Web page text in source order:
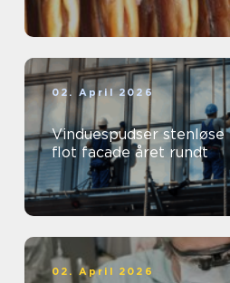
02. April 2026
Vinduespudser stenløse klar udsigt og
flot facade året rundt
02. April 2026